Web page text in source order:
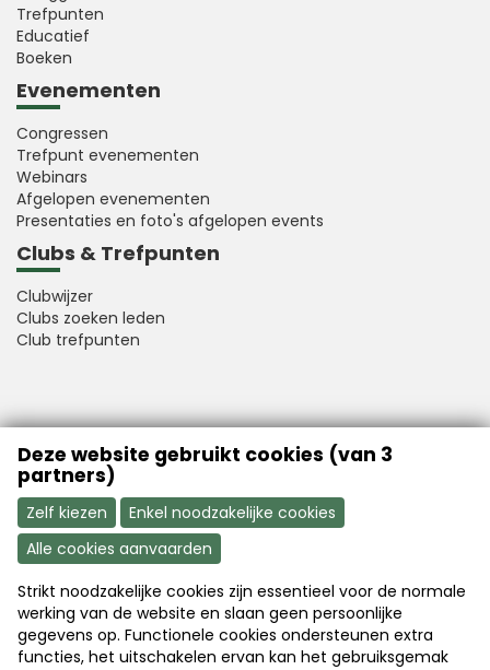
Trefpunten
Educatief
Boeken
Evenementen
Congressen
Trefpunt evenementen
Webinars
Afgelopen evenementen
Presentaties en foto's afgelopen events
Clubs & Trefpunten
Clubwijzer
Clubs zoeken leden
Club trefpunten
VFB is a member of Better Finance
Aanmelden Word nu lid
Deze website gebruikt cookies (van 3
partners)
Zelf kiezen
Enkel noodzakelijke cookies
Alle cookies aanvaarden
Strikt noodzakelijke cookies zijn essentieel voor de normale
werking van de website en slaan geen persoonlijke
gegevens op. Functionele cookies ondersteunen extra
functies, het uitschakelen ervan kan het gebruiksgemak